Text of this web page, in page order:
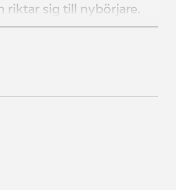
riktar sig till nybörjare.
är nya inom
Feva). Kontakta oss